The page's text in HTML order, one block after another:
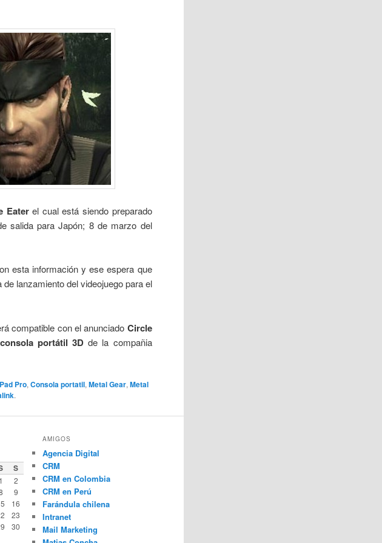
Eaterel cual está siendo preparado
salida para Japón; 8 de marzo del
esta información y ese espera que
lanzamiento del videojuego para el
compatible con el anunciado Circle
consola portátil 3D de la compañia
Pro,Consola portatil,Metal Gear,Metal
.
S
1
2
9
16
23
30
AMIGOS
Agencia Digital
CRM
CRM en Colombia
CRM en Perú
Farándula chilena
Intranet
Mail Marketing